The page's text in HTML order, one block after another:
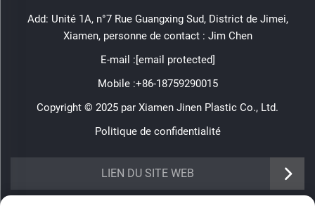
Add: Unité 1A, n°7 Rue Guangxing Sud, District de Jimei,
Xiamen, personne de contact : Jim Chen
E-mail :[email protected]
Mobile :+86-18759290015
Copyright © 2025 par Xiamen Jinen Plastic Co., Ltd.
Politique de confidentialité
LIEN DU SITE WEB
https://www.jinenplastic.com/service
https://www.jinenplastic.com/our-company